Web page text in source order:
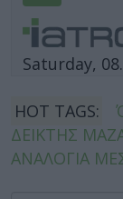
Saturday,
HOT TAGS:
ΔΕΙΚΤΗΣ
ΑΝΑΛΟΓΙΑ